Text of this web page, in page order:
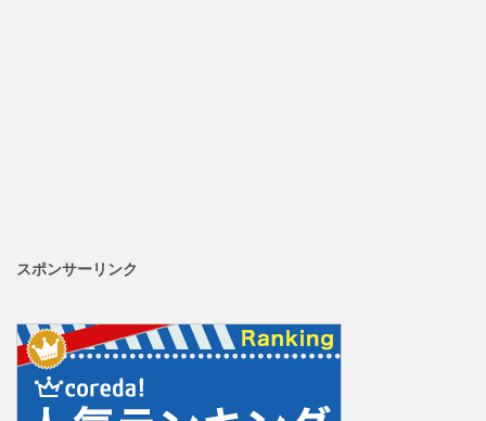
スポンサーリンク